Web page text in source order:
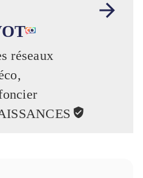
réseaux